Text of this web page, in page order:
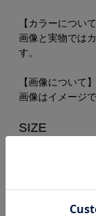
【カラーについて
画像と実物では
す。
【画像について】
画像はイメージ
SIZE